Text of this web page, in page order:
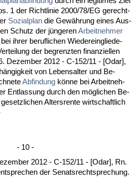
1 der Richt­li­nie 2000/78/EG ge­recht­
So­zi­al­plan die Gewährung ei­nes Aus­
Schutz der jünge­renAr­beit­neh­mer
ih­rer be­ruf­li­chen Wie­der­ein­glie­de­
der be­grenz­ten fi­nan­zi­el­len
De­zem­ber 2012 - C-152/11 - [Odar],
von Le­bens­al­ter und Be­
Ab­fin­dung könne bei Ar­beit­neh­
Ent­las­sung durch den mögli­chen Be­
Al­ters­ren­te wirt­schaft­lich
- 10 -
2012 - C-152/11 - [Odar], Rn.
der Se­nats­recht­spre­chung.